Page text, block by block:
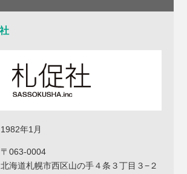
1982年1月
〒063-0004
北海道札幌市西区山の手４条３丁目３−２